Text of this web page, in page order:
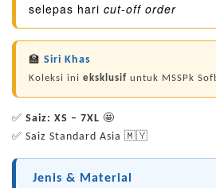
selepas hari cut-off order
🏫 Siri Khas
Koleksi ini eksklusif untuk MSSPk
✅ Saiz: XS – 7XL 🤩
✅ Saiz Standard Asia 🇲🇾
Jenis & Material